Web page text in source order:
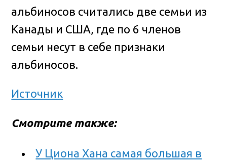
альбиносов считались две семьи из
Канады и США, где по 6 членов
семьи несут в себе признаки
альбиносов.
Источник
Смотрите также:
У Циона Хана самая большая в